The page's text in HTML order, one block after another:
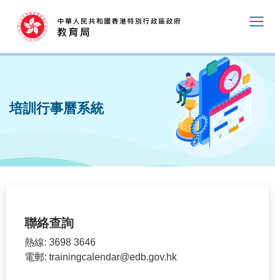
培訓行事曆系統
聯絡查詢
熱線: 3698 3646
電郵: trainingcalendar@edb.gov.hk